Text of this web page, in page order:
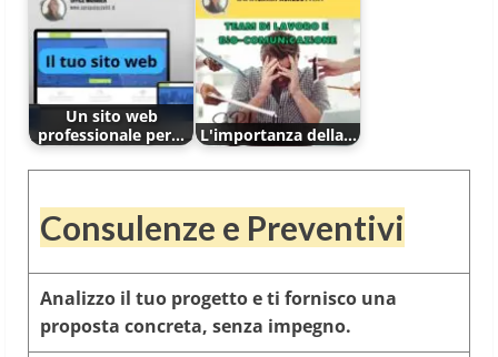
Un sito web
professionale per…
L'importanza della…
Consulenze e Preventivi
Analizzo il tuo progetto e ti fornisco una
proposta concreta, senza impegno.